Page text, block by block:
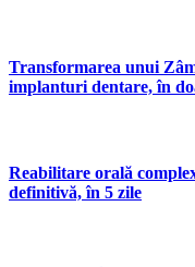
Transformarea unui
implanturi dentare, în
Reabilitare orală
definitivă, în 5 zile